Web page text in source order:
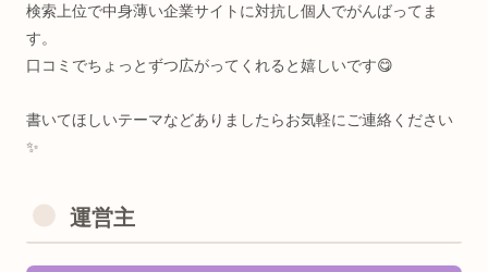
カルスタッフ)→Python独学支援コミニュティ運営→大学で
究員＆企業でクリエイティブテクノロジスト→今に至る
٩(๑❛ᴗ❛๑)🎵
＜KeyWord🔑＞
タラクティブアート/知育教育/医療/ヘルスケア etc..
一番好きな生体情報はEEG（脳波）です。
運営主